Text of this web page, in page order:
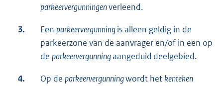
parkeervergunningenverleend.
3. Een parkeervergunningis alleen geldig in de
parkeerzone van de aanvrager en/of in een op
de parkeervergunningaangeduid deelgebied.
4. Op de parkeervergunningwordt het kenteken